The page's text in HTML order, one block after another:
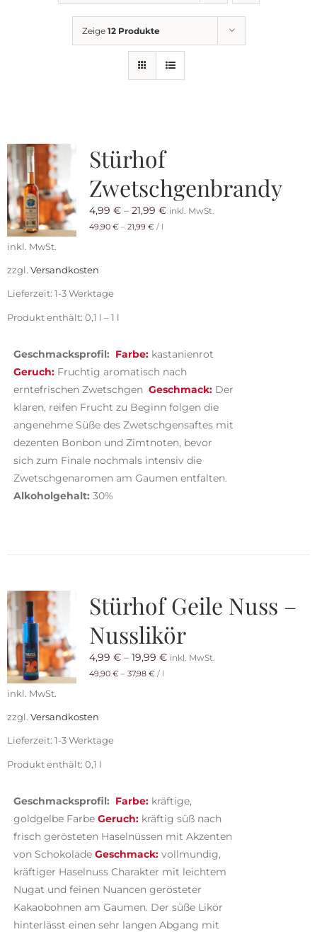
Getränkemarkt
Rezepte
Mein Konto
Warenkorb
Zeige 12 Produkte
Stürhof
Zwetschgenbrandy
4,99 €– 21,99 € inkl. MwSt.
49,90 €– 21,99 €/ l
inkl. MwSt.
zzgl. Versandkosten
Lieferzeit: 1-3 Werktage
Produkt enthält: 0,1 l – 1 l
Geschmacksprofil: Farbe: kastanienrot
Geruch:Fruchtig aromatisch nach
erntefrischen Zwetschgen Geschmack: Der
klaren, reifen Frucht zu Beginn folgen die
angenehme Süße des Zwetschgensaftes mit
dezenten Bonbon und Zimtnoten, bevor
sich zum Finale nochmals intensiv die
Zwetschgenaromen am Gaumen entfalten.
Alkoholgehalt: 30%
Stürhof Geile Nuss –
Nusslikör
4,99 €– 19,99 € inkl. MwSt.
49,90 €– 37,98 €/ l
inkl. MwSt.
zzgl. Versandkosten
Lieferzeit: 1-3 Werktage
Produkt enthält: 0,1 l
Geschmacksprofil: Farbe: kräftige,
goldgelbe Farbe Geruch: kräftig süß nach
frisch gerösteten Haselnüssen mit Akzenten
von Schokolade Geschmack: vollmundig,
kräftiger Haselnuss Charakter mit leichtem
Nugat und feinen Nuancen gerösteter
Kakaobohnen am Gaumen. Der süße Likör
hinterlässt einen sehr langen Abgang mit